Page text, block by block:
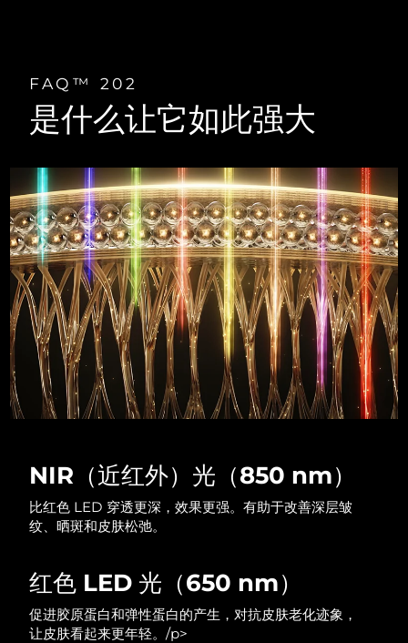
FAQ™ 202
是什么让它如此强大
NIR（近红外）光（850 nm）
比红色 LED 穿透更深，效果更强。有助于改善深层皱
纹、晒斑和皮肤松弛。
红色 LED 光（650 nm）
促进胶原蛋白和弹性蛋白的产生，对抗皮肤老化迹象，
让皮肤看起来更年轻。/p>
All acne treatment devices
All revitalizing eye massagers
KIWI™ 皮肤护理
Advanced pore care essentials
Serum
For healthy hair
issa™ Teeth Whitening Gel
18% PAP
护肤品 男士
全部购买
FOREO APP
关于我们
以色列 预计送达日期
日本 预计送达日期8/13/26
泽西岛 预计送达日期8/15/26
哈萨克斯坦 预计送达日期8/12/26
科威特 预计送达日期8/10/26
拉脱维亚 预计送达日期8/10/26
黎巴嫩 预计送达日期8/11/26
卢森堡 预计送达日期 8/10/26
中国澳门特别行政区
马来西亚 预计送达日期
马耳他 预计送达日期8/10/26